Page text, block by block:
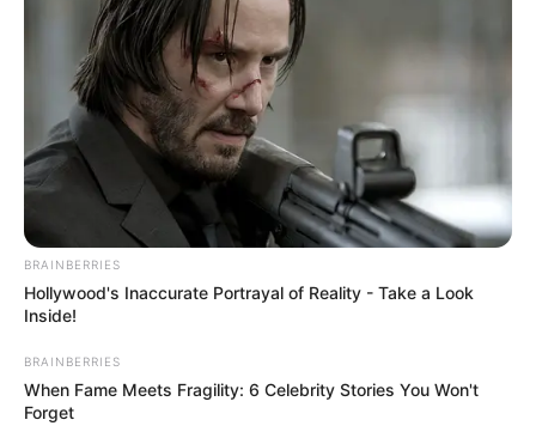
49.4801 und Longitude = 9.8956.
Das Schloss Weikersheim auf der Landkarte von
OpenStreetMap:
BRAINBERRIES
Hollywood's Inaccurate Portrayal of Reality - Take a Look
Inside!
BRAINBERRIES
When Fame Meets Fragility: 6 Celebrity Stories You Won't
Forget